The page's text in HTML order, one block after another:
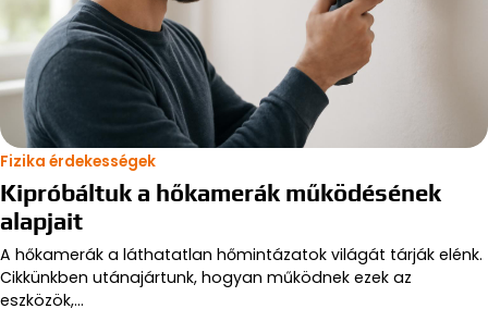
Fizika érdekességek
Kipróbáltuk a hőkamerák működésének
alapjait
A hőkamerák a láthatatlan hőmintázatok világát tárják elénk.
Cikkünkben utánajártunk, hogyan működnek ezek az
eszközök,…